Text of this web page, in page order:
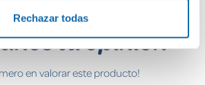
Rechazar todas
tu opinión
en valorar este producto!